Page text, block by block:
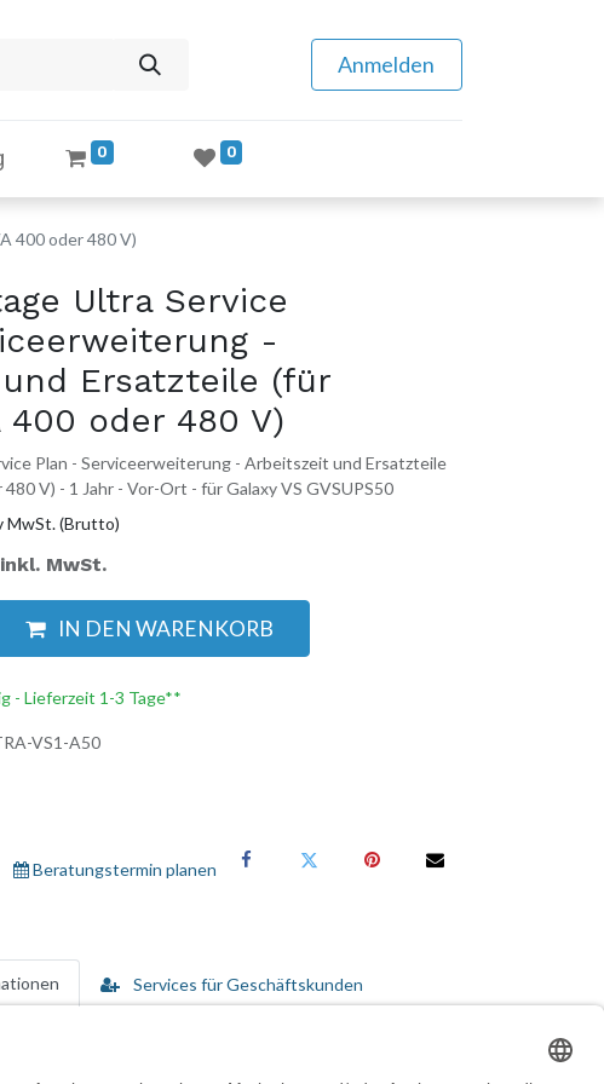
Anmelden
0 0
400 oder 480 V)
Ultra Service
-
Ersatzteile (für
400 oder 480 V)
Plan - Serviceerweiterung - Arbeitszeit und Ersatzteile
V) - 1 Jahr - Vor-Ort - für Galaxy VS GVSUPS50
MwSt. (Brutto)
inkl. MwSt.
IN DEN WARENKORB
- Lieferzeit 1-3 Tage**
VS1-A50
Beratungstermin planen
Services für Geschäftskunden
Ausfallzeiten zu verringern und Kosten zu kontrollieren.